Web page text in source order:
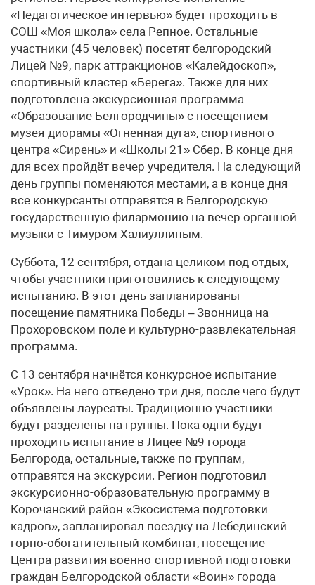
«Педагогическое интервью» будет проходить в
СОШ «Моя школа» села Репное. Остальные
участники (45 человек) посетят белгородский
Лицей №9, парк аттракционов «Калейдоскоп»,
спортивный кластер «Берега». Также для них
подготовлена экскурсионная программа
«Образование Белгородчины» с посещением
музея-диорамы «Огненная дуга», спортивного
центра «Сирень» и «Школы 21» Сбер. В конце дня
для всех пройдёт вечер учредителя. На следующий
день группы поменяются местами, а в конце дня
все конкурсанты отправятся в Белгородскую
государственную филармонию на вечер органной
музыки с Тимуром Халиуллиным.
Суббота, 12 сентября, отдана целиком под отдых,
чтобы участники приготовились к следующему
испытанию. В этот день запланированы
посещение памятника Победы – Звонница на
Прохоровском поле и культурно-развлекательная
программа.
С 13 сентября начнётся конкурсное испытание
«Урок». На него отведено три дня, после чего будут
объявлены лауреаты. Традиционно участники
будут разделены на группы. Пока одни будут
проходить испытание в Лицее №9 города
Белгорода, остальные, также по группам,
отправятся на экскурсии. Регион подготовил
экскурсионно-образовательную программу в
Корочанский район «Экосистема подготовки
кадров», запланировал поездку на Лебединский
горно-обогатительный комбинат, посещение
Центра развития военно-спортивной подготовки
граждан Белгородской области «Воин» города